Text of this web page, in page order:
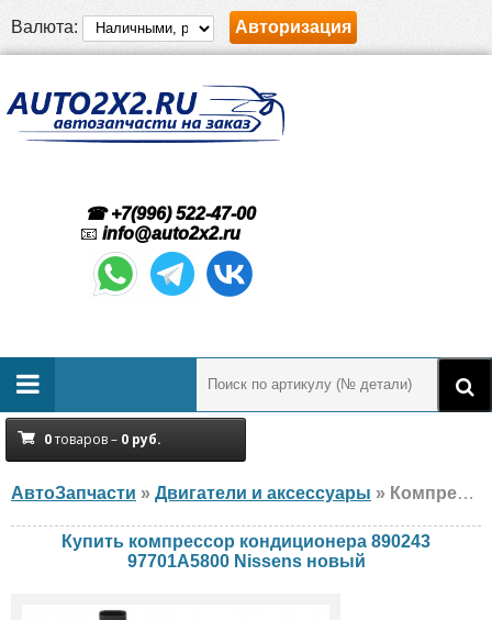
Валюта: Авторизация
☎ +7(996) 522-47-00
📧 info@auto2x2.ru
0товаров – 0 руб.
АвтоЗапчасти » Двигатели и аксессуары » Компрессор кондиционера Nissens 890243 97701A5800 Hyundai, KIA, новый
Купить компрессор кондиционера 890243
97701A5800 Nissens новый